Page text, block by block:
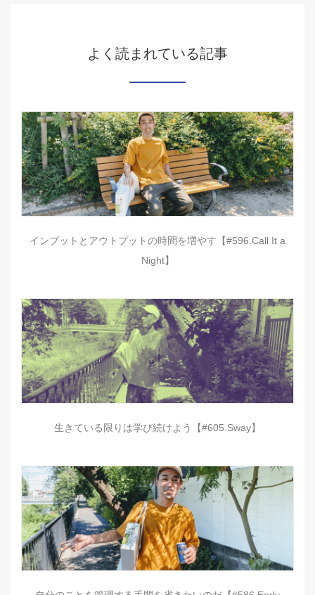
よく読まれている記事
インプットとアウトプットの時間を増やす【#596.Call It a
Night】
生きている限りは学び続けよう【#605.Sway】